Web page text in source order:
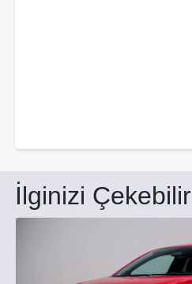
İlginizi Çekebilir